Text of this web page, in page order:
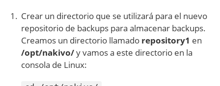
Crear un directorio que se utilizará para el nuevo
repositorio de backups para almacenar backups.
Creamos un directorio llamado repository1 en
/opt/nakivo/y vamos a este directorio en la
consola de Linux: